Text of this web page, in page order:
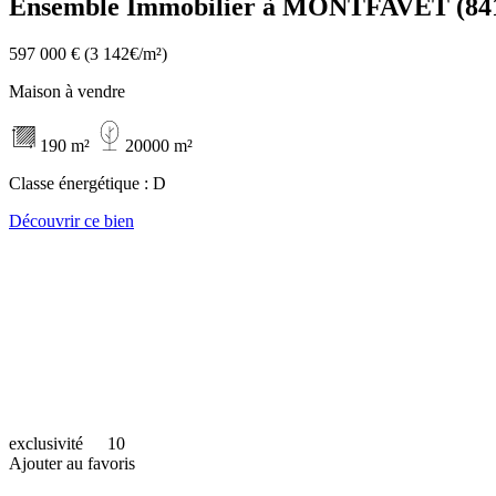
Ensemble Immobilier à MONTFAVET
597 000 € (3 142€/m²)
Maison à vendre
190 m²
20000 m²
Classe énergétique : D
Découvrir ce bien
exclusivité
10
Ajouter au favoris